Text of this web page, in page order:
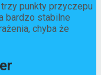
punkty przyczepu
bardzo stabilne
chyba że